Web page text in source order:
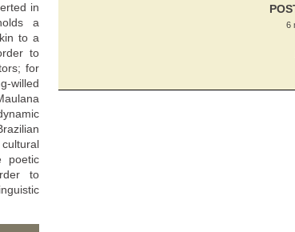
in
a
to a
to
for
willed
poetic
to
6